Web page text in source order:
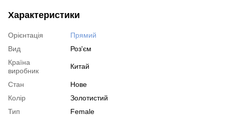
Характеристики
Орієнтація
Прямий
Вид
Роз'єм
Країна
виробник
Китай
Стан
Нове
Колір
Золотистий
Тип
Female